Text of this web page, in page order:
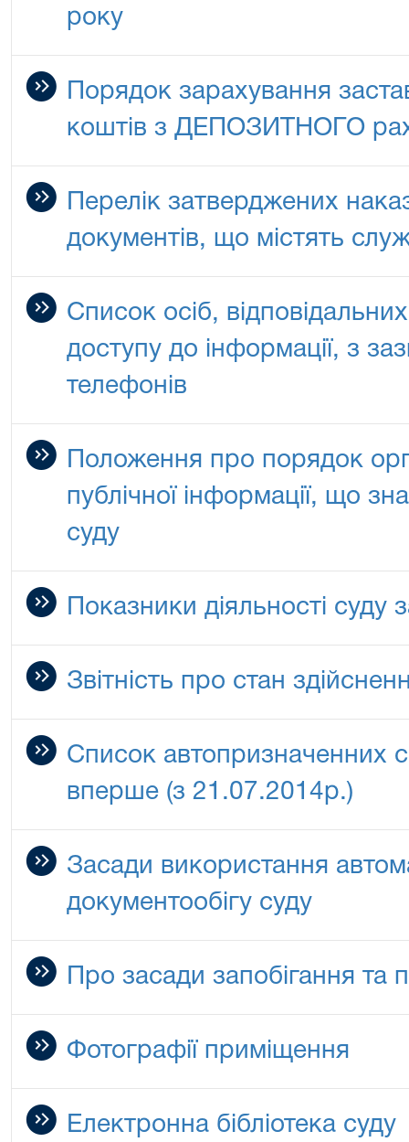
року
Порядок зарахування
коштів з ДЕПОЗИТНОГО
Перелік затверджених
документів, що містять
Список осіб,
доступу до інформації, з
телефонів
Положення про порядок
публічної інформації, що
суду
Показники діяльності суду
Звітність про стан
Список автопризначенних
вперше (з 21.07.2014р.)
Засади використання
документообігу суду
Про засади запобігання та
Фотографії приміщення
Електронна бібліотека суду